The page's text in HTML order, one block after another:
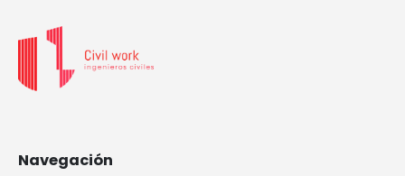
Navegación